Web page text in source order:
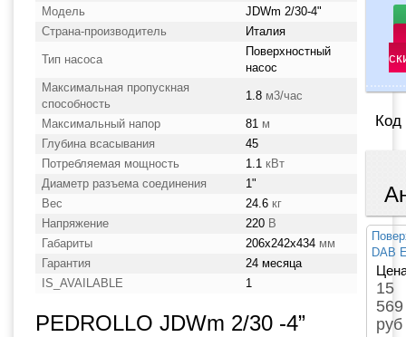
Модель
JDWm 2/30-4"
Страна-производитель
Италия
Тип насоса
Поверхностный
насос
Максимальная пропускная
способность
1.8 м3/час
Максимальный напор 81 м
Глубина всасывания
45
Потребляемая мощность
1.1 кВт
Диаметр разъема соединения
1"
Вес
24.6 кг
Напряжение
220 В
Габариты
206x242x434 мм
Гарантия
24 месяца
IS_AVAILABLE
1
PEDROLLO JDWm 2/30 -4”
DAB
15
569
руб